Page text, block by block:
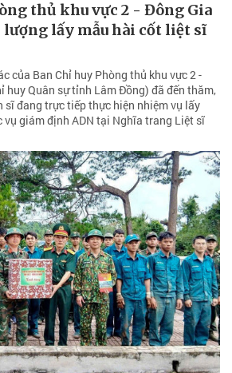
thủ khu vực 2 - Đông Gia
lấy mẫu hài cốt liệt sĩ
của Ban Chỉ huy Phòng thủ khu vực 2 -
huy Quân sự tỉnh Lâm Đồng) đã đến thăm,
sĩ đang trực tiếp thực hiện nhiệm vụ lấy
vụ giám định ADN tại Nghĩa trang Liệt sĩ